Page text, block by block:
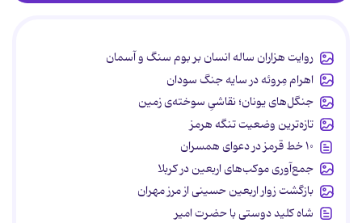
روایت هزاران ساله انسان بر بوم سنگ و آسمان
اهرام مِروئه در سایه جنگ سودان
جنگل‌های یونان؛ نقاشیِ سوخته‌ی زمین
تازه‌ترین وضعیت تنگه هرمز
۱۰ خط قرمز در دعوای همسران
جمع‌آوری موکب‌های اربعین در کربلا
بازگشت زوار اربعین حسینی از مرز مهران
شاه کلید دوستی با حضرت امیر